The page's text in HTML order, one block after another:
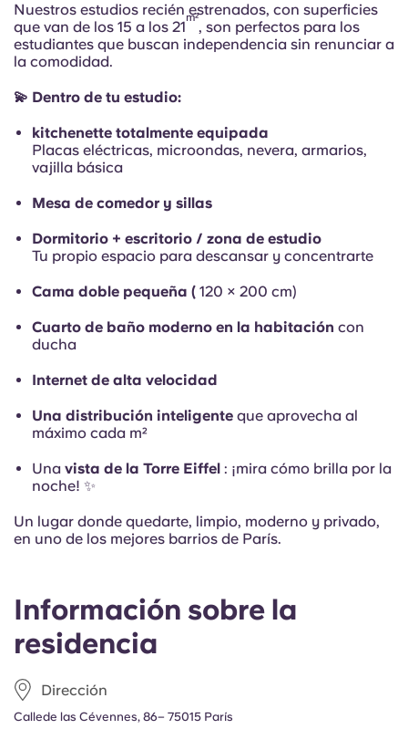
Información sobre la
residencia
Dirección
Callede las Cévennes, 86– 75015 París
Nuestros estudios recién estrenados, con superficies
que van de los 15 a los 21
m²
, son perfectos para los
estudiantes que buscan independencia sin renunciar a
la comodidad.
💫 Dentro de tu estudio:
kitchenette totalmente equipada
Placas eléctricas, microondas, nevera, armarios,
vajilla básica
Mesa de comedor y sillas
Dormitorio + escritorio / zona de estudio
Tu propio espacio para descansar y concentrarte
Cama doble pequeña ( 120 × 200 cm)
Cuarto de baño moderno en la habitación con
ducha
Internet de alta velocidad
Una distribución inteligente que aprovecha al
máximo cada m²
Una vista de la Torre Eiffel : ¡mira cómo brilla por la
noche! ✨
Un lugar donde quedarte, limpio, moderno y privado,
en uno de los mejores barrios de París.